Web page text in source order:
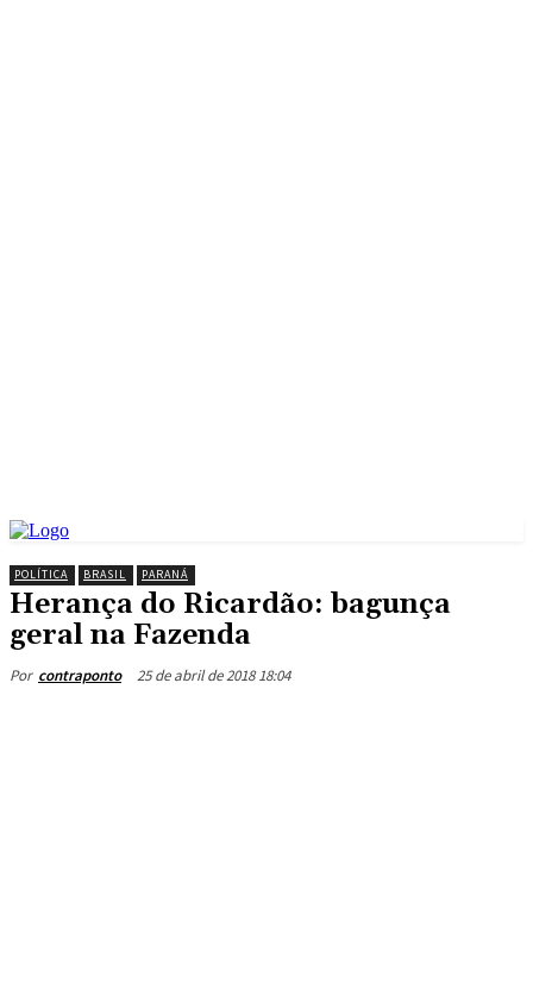
POLÍTICA BRASIL PARANÁ
Herança do Ricardão: bagunça
geral na Fazenda
Por contraponto 25 de abril de 2018 18:04